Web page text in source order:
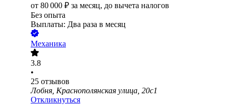
от 80 000 ₽ за месяц, до вычета налогов
Без опыта
Выплаты: Два раза в месяц
Механика
3.8
•
25 отзывов
Лобня, Краснополянская улица, 20с1
Откликнуться